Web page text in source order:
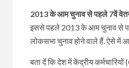
2013 के आम चुनाव से पहले 7वें
इससे पहले 2013 के आम चुनाव से
लोकसभा चुनाव होने वाले हैं. ऐसे में
बता दें कि देश में केंद्रीय